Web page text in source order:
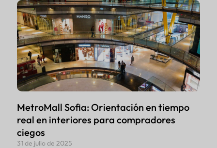
MetroMall Sofia: Orientación en tiempo
real en interiores para compradores
ciegos
31 de julio de 2025